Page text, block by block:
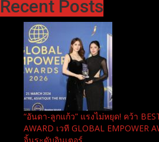
Recent Posts
“อันดา-ลูกแก้ว” แรงไม่หยุด! คว้า
AWARD เวที GLOBAL EMPOWER
จิ้นระดับอินเตอร์